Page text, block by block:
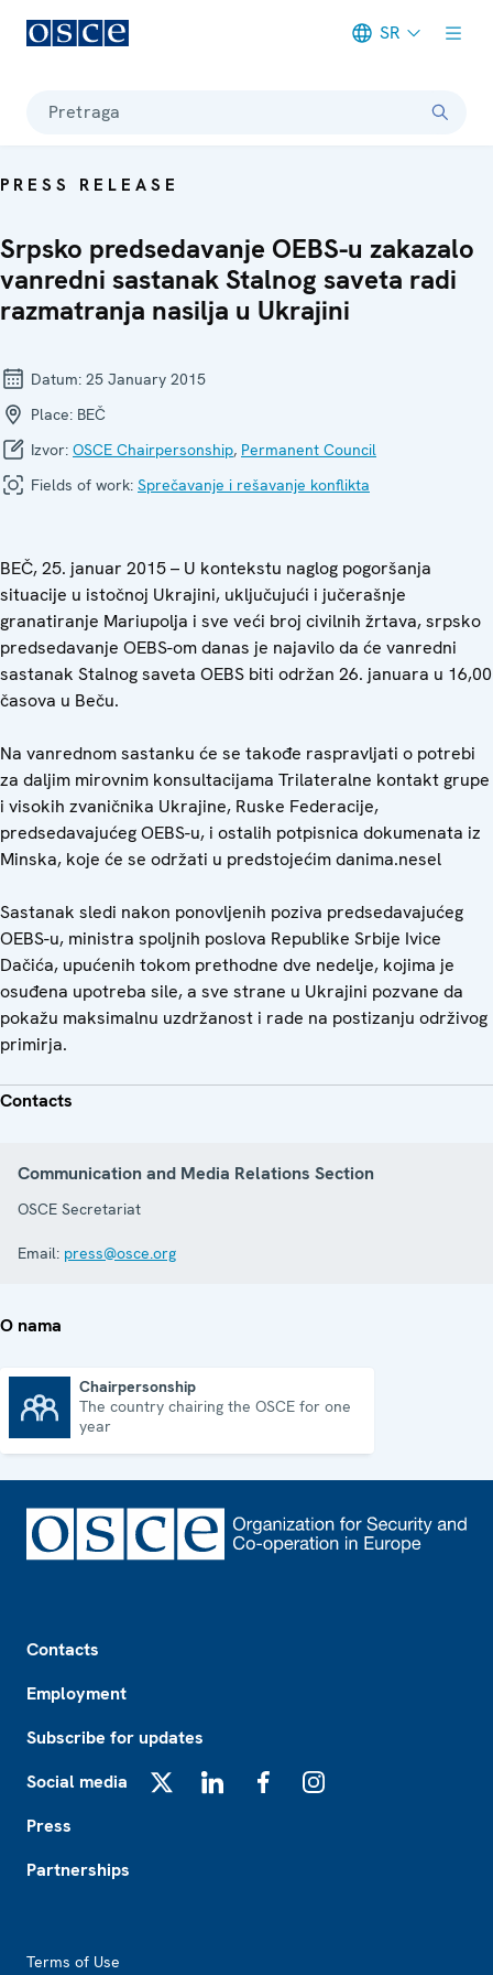
SR
Pretraga
PRESS RELEASE
Srpsko predsedavanje OEBS-u zakazalo
vanredni sastanak Stalnog saveta radi
razmatranja nasilja u Ukrajini
Datum: 25 January 2015
Place: BEČ
Izvor: OSCE Chairpersonship, Permanent Council
Fields of work: Sprečavanje i rešavanje konflikta
BEČ, 25. januar 2015 – U kontekstu naglog pogoršanja
situacije u istočnoj Ukrajini, uključujući i jučerašnje
granatiranje Mariupolja i sve veći broj civilnih žrtava, srpsko
predsedavanje OEBS-om danas je najavilo da će vanredni
sastanak Stalnog saveta OEBS biti održan 26. januara u 16,00
časova u Beču.
Na vanrednom sastanku će se takođe raspravljati o potrebi
za daljim mirovnim konsultacijama Trilateralne kontakt grupe
i visokih zvaničnika Ukrajine, Ruske Federacije,
predsedavajućeg OEBS-u, i ostalih potpisnica dokumenata iz
Minska, koje će se održati u predstojećim danima.nesel
Sastanak sledi nakon ponovljenih poziva predsedavajućeg
OEBS-u, ministra spoljnih poslova Republike Srbije Ivice
Dačića, upućenih tokom prethodne dve nedelje, kojima je
osuđena upotreba sile, a sve strane u Ukrajini pozvane da
pokažu maksimalnu uzdržanost i rade na postizanju održivog
primirja.
Contacts
Communication and Media Relations Section
OSCE Secretariat
Email: press@osce.org
O nama
Chairpersonship
The country chairing the OSCE for one
year
Contacts
Employment
Subscribe for updates
Social media
Press
Partnerships
Terms of Use